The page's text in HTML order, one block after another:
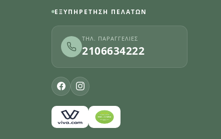
ΕΞΥΠΗΡΈΤΗΣΗ ΠΕΛΑΤΏΝ
ΤΗΛ. ΠΑΡΑΓΓΕΛΊΕΣ
2106634222